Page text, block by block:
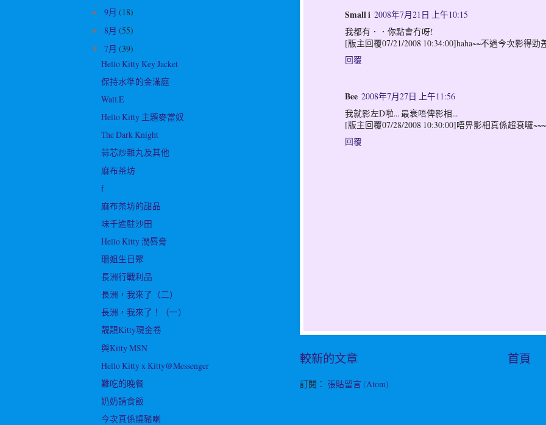
Small i 2008年7月21日 上午10:15
我都有．．你點會冇呀!
[版主回覆07/21/2008 10:34:00]haha~~不過今次影得勁
回覆
Bee 2008年7月27日 上午11:56
我就影左D啦... 最衰唔俾影相...
[版主回覆07/28/2008 10:30:00]唔畀影相真係超衰囉
回覆
較新的文章 首頁
訂閱： 張貼留言 (Atom)
► 9月 (18)
► 8月 (55)
▼ 7月 (39)
Hello Kitty Key Jacket
保持水準的金滿庭
Wall.E
Hello Kitty 主題麥當奴
The Dark Knight
蒜芯炒雜丸及其他
麻布茶坊
f
麻布茶坊的甜品
味千進駐沙田
Hello Kitty 潤唇膏
珊姐生日聚
長洲行戰利品
長洲，我來了（二）
長洲，我來了！（一）
靚靚Kitty現金卷
與Kitty MSN
Hello Kitty x Kitty@Messenger
難吃的晚餐
奶奶請食飯
今次真係燒豬喇